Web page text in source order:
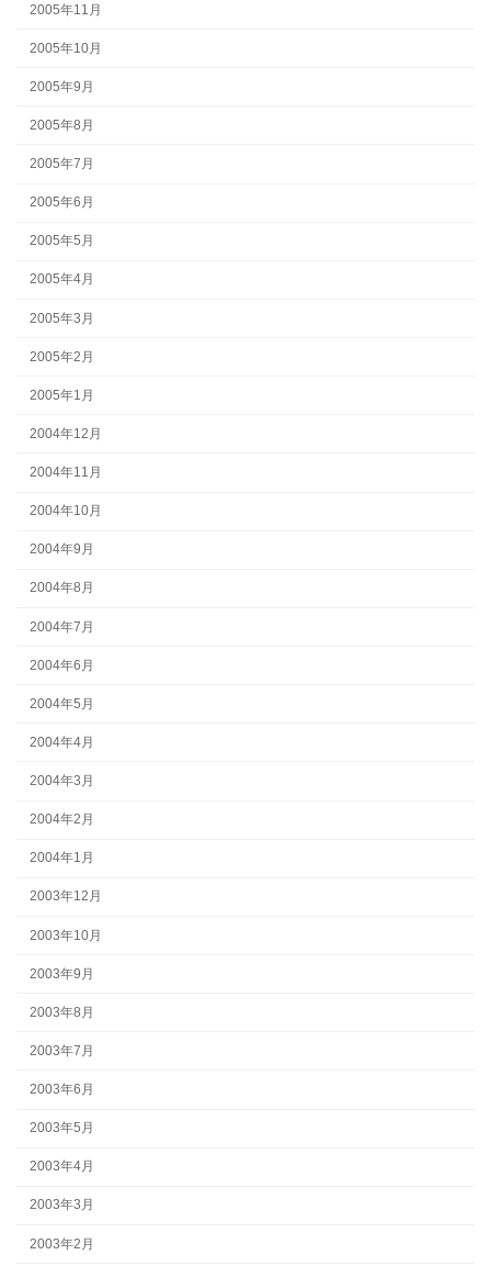
2005年11月
2005年10月
2005年9月
2005年8月
2005年7月
2005年6月
2005年5月
2005年4月
2005年3月
2005年2月
2005年1月
2004年12月
2004年11月
2004年10月
2004年9月
2004年8月
2004年7月
2004年6月
2004年5月
2004年4月
2004年3月
2004年2月
2004年1月
2003年12月
2003年10月
2003年9月
2003年8月
2003年7月
2003年6月
2003年5月
2003年4月
2003年3月
2003年2月